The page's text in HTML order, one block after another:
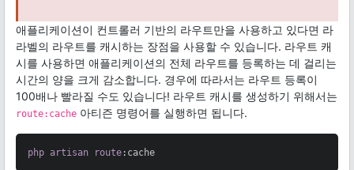
애플리케이션이 컨트롤러 기반의 라우트만을 사용하고 있다면 라
라벨의 라우트를 캐시하는 장점을 사용할 수 있습니다. 라우트 캐
시를 사용하면 애플리케이션의 전체 라우트를 등록하는 데 걸리는
시간의 양을 크게 감소합니다. 경우에 따라서는 라우트 등록이
100배나 빨라질 수도 있습니다! 라우트 캐시를 생성하기 위해서는
route:cache 아티즌 명령어를 실행하면 됩니다.
php artisan route :cache